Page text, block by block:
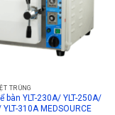
TRÙNG
bàn YLT-230A/ YLT-250A/
YLT-310A MEDSOURCE